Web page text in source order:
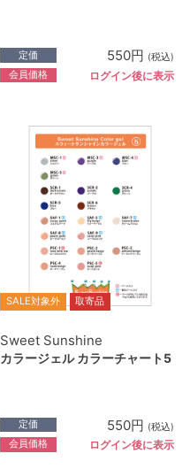
定価 550円 (税込)
会員価格 ログイン後に表示
SALE対象外 取寄品
Sweet Sunshine
カラージェル カラーチャート5
定価 550円 (税込)
会員価格 ログイン後に表示